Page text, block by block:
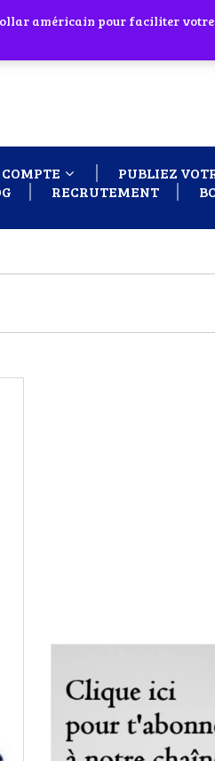
PUBLIEZ
RECRUTEMENT
01 95 33 60 26 Ignorer
américain pour faciliter